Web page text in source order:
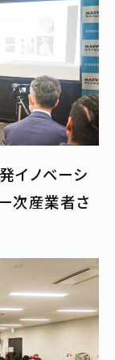
イノベーシ
次産業者さ